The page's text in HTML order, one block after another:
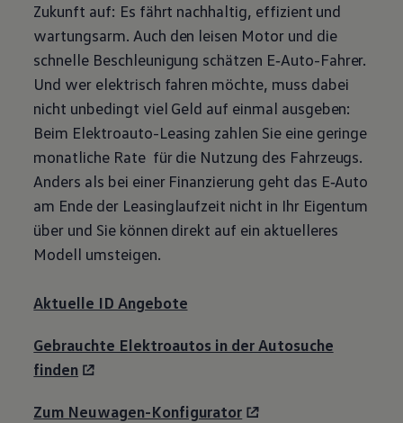
Zukunft auf: Es fährt nachhaltig, effizient und
wartungsarm. Auch den leisen Motor und die
schnelle Beschleunigung schätzen E‑Auto-Fahrer.
Und wer elektrisch fahren möchte, muss dabei
nicht unbedingt viel Geld auf einmal ausgeben:
Beim Elektroauto-Leasing zahlen Sie eine geringe
monatliche Rate für die Nutzung des Fahrzeugs.
Anders als bei einer Finanzierung geht das E‑Auto
am Ende der Leasinglaufzeit nicht in Ihr Eigentum
über und Sie können direkt auf ein aktuelleres
Modell umsteigen.
Aktuelle ID Angebote
Gebrauchte Elektroautos in der Autosuche
finden
Zum Neuwagen-Konfigurator